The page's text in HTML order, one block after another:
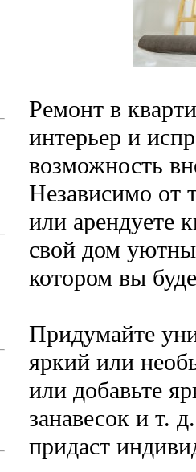
Ремонт в
интерьер и
возможность
Независимо от
или арендуете
свой дом
котором вы
Придумайте
яркий или
или добавьте
занавесок и т.
придаст